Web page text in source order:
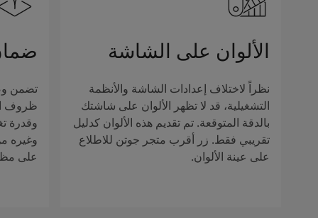
الألوان على الشاشة
نظراً لاختلاف إعدادات الشاشة والأنظمة
التشغيلية، قد لا تظهر الألوان على شاشتك
بالدقة المتوقعة. تم تقديم هذه الألوان كدليل
تقريبي فقط. زر أقرب متجر جوتن للاطلاع
على عينة الألوان.
تضمن
ظروف
وقدرة
وغيره
على